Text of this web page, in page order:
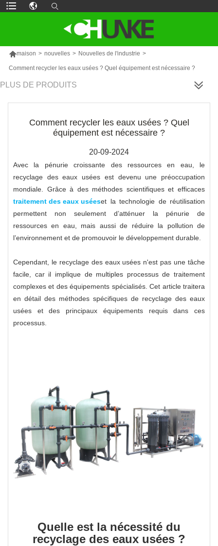
maison > nouvelles > Nouvelles de l'industrie >
Comment recycler les eaux usées ? Quel équipement est nécessaire ?
PLUS DE PRODUITS
Comment recycler les eaux usées ? Quel
équipement est nécessaire ?
20-09-2024
Avec la pénurie croissante des ressources en eau, le
recyclage des eaux usées est devenu une préoccupation
mondiale. Grâce à des méthodes scientifiques et efficaces
traitement des eaux uséeset la technologie de réutilisation
permettent non seulement d’atténuer la pénurie de
ressources en eau, mais aussi de réduire la pollution de
l’environnement et de promouvoir le développement durable.
Cependant, le recyclage des eaux usées n'est pas une tâche
facile, car il implique de multiples processus de traitement
complexes et des équipements spécialisés. Cet article traitera
en détail des méthodes spécifiques de recyclage des eaux
usées et des principaux équipements requis dans ces
processus.
Quelle est la nécessité du
recyclage des eaux usées ?